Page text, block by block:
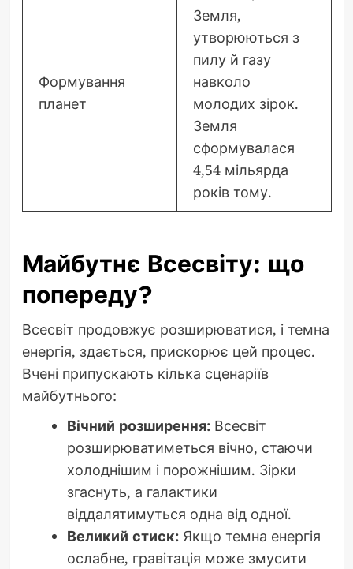
Формування
планет
Земля,
утворюються з
пилу й газу
навколо
молодих зірок.
Земля
сформувалася
4,54 мільярда
років тому.
Майбутнє Всесвіту: що
попереду?
Всесвіт продовжує розширюватися, і темна
енергія, здається, прискорює цей процес.
Вчені припускають кілька сценаріїв
майбутнього:
Вічний розширення:Всесвіт
розширюватиметься вічно, стаючи
холоднішим і порожнішим. Зірки
згаснуть, а галактики
віддалятимуться одна від одної.
Великий стиск:Якщо темна енергія
ослабне, гравітація може змусити